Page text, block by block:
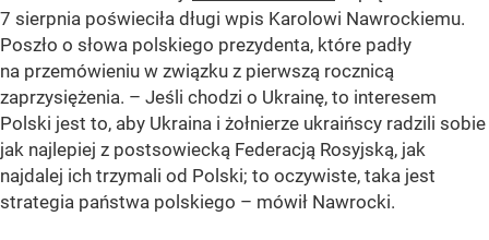
7 sierpnia poświeciła długi wpis Karolowi Nawrockiemu.
Poszło o słowa polskiego prezydenta, które padły
na przemówieniu w związku z pierwszą rocznicą
zaprzysiężenia. – Jeśli chodzi o Ukrainę, to interesem
Polski jest to, aby Ukraina i żołnierze ukraińscy radzili sobie
jak najlepiej z postsowiecką Federacją Rosyjską, jak
najdalej ich trzymali od Polski; to oczywiste, taka jest
strategia państwa polskiego – mówił Nawrocki.